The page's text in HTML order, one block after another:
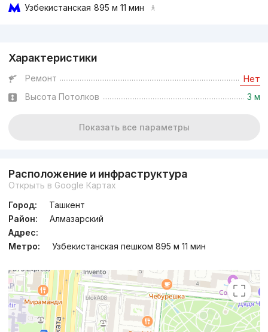
Узбекистанская 895 м 11 мин
Характеристики
Ремонт Нет
Высота Потолков 3 м
Показать все параметры
Расположение и инфраструктура
Открыть в Google Картах
Город:
Ташкент
Район:
Алмазарский
Адрес:
Метро:
Узбекистанская пешком 895 м 11 мин